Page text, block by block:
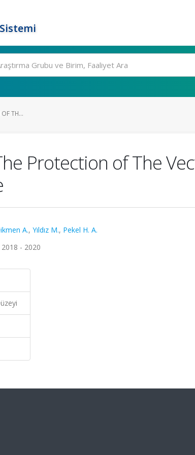
TH...
Protection of The
A., Yıldız M., Pekel H. A.
- 2020